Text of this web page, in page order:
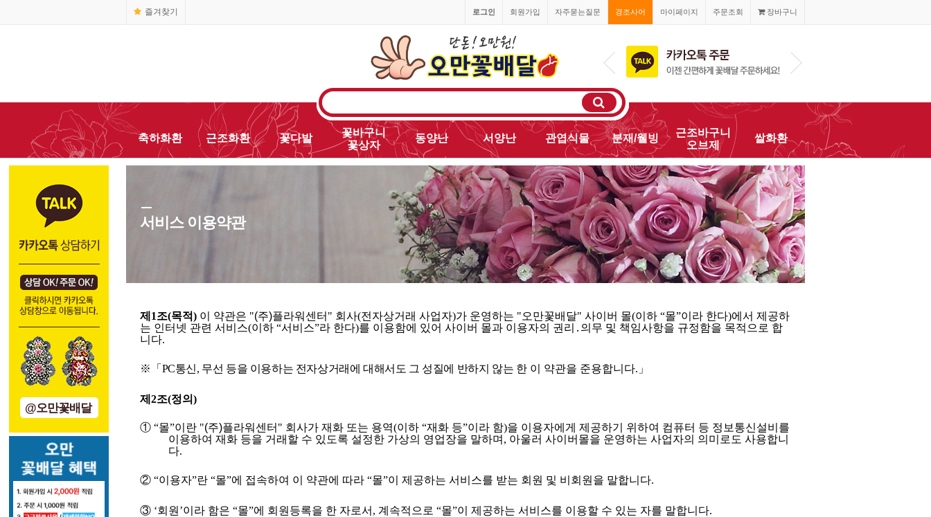
즐겨찾기 장바구니
주문조회
마이페이지
경조사어
자주묻는질문
회원가입
로그인
1666-0055 010-2468-8200
축하화환 근조화환 꽃다발
꽃바구니
꽃상자
동양난 서양난 관엽식물 분재/웰빙
근조바구니
오브제
쌀화환
@오만꽃배달
서비스 이용약관
제 1조(목적) 이 약관은 "(주)플라워센터 " 회사(전자상거래 사업자)가 운영하는 "오만꽃배달" 사이버 몰(이하 “몰”이라 한다)에서 제공하
는 인터넷 관련 서비스(이하 “서비스”라 한다)를 이용함에 있어 사이버 몰과 이용자의 권리 ․ 의무 및 책임사항을 규정함을 목적으로 합
니다.
※ 「 PC통신, 무선 등을 이용하는 전자상거래에 대해서도 그 성질에 반하지 않는 한 이 약관을 준용합니다. 」
제 2조(정의 )
① “몰”이란 "(주)플라워센터 " 회사가 재화 또는 용역(이하 “재화 등”이라 함)을 이용자에게 제공하기 위하여 컴퓨터 등 정보통신설비를
이용하여 재화 등을 거래할 수 있도록 설정한 가상의 영업장을 말하며 , 아울러 사이버몰을 운영하는 사업자의 의미로도 사용합니
다.
② “이용자”란 “몰”에 접속하여 이 약관에 따라 “몰”이 제공하는 서비스를 받는 회원 및 비회원을 말합니다.
③ ‘회원 ’이라 함은 “몰”에 회원등록을 한 자로서 , 계속적으로 “몰”이 제공하는 서비스를 이용할 수 있는 자를 말합니다.